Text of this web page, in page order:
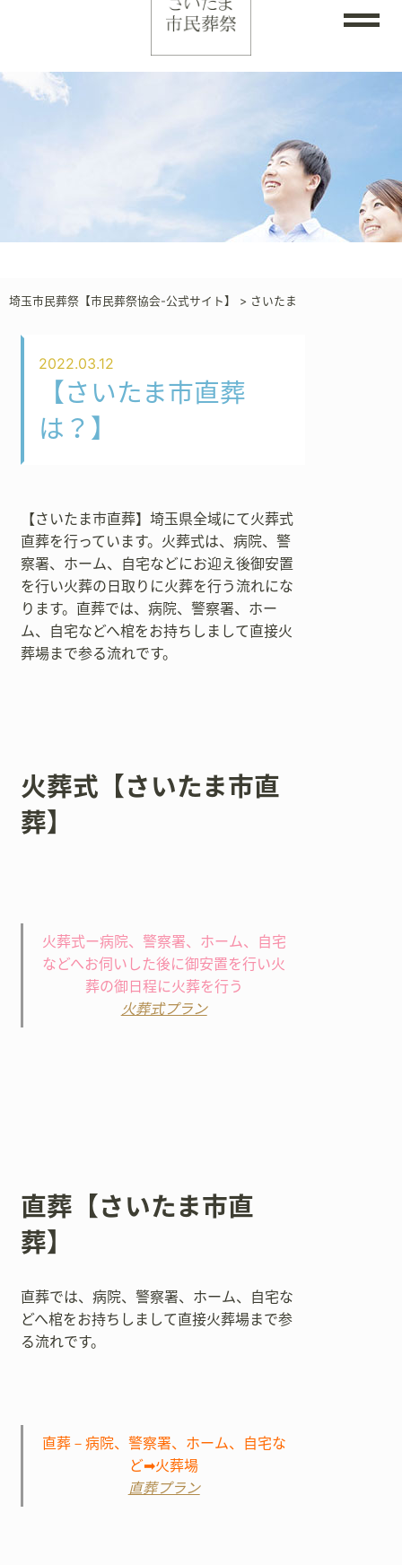
埼玉市民葬祭【市民葬祭協会-公式サイト】 > さいたま
2022.03.12
【さいたま市直葬
は？】
【さいたま市直葬】埼玉県全域にて火葬式
直葬を行っています。火葬式は、病院、警
察署、ホーム、自宅などにお迎え後御安置
を行い火葬の日取りに火葬を行う流れにな
ります。直葬では、病院、警察署、ホー
ム、自宅などへ棺をお持ちしまして直接火
葬場まで参る流れです。
火葬式【さいたま市直
葬】
火葬式ー病院、警察署、ホーム、自宅
などへお伺いした後に御安置を行い火
葬の御日程に火葬を行う
火葬式プラン
直葬【さいたま市直
葬】
直葬では、病院、警察署、ホーム、自宅な
どへ棺をお持ちしまして直接火葬場まで参
る流れです。
直葬－病院、警察署、ホーム、自宅な
ど➡火葬場
直葬プラン